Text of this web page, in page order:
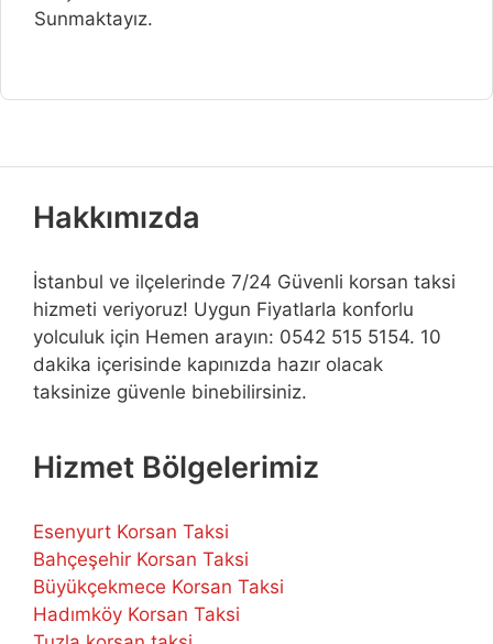
Sunmaktayız.
Hakkımızda
İstanbul ve ilçelerinde 7/24 Güvenli korsan taksi
hizmeti veriyoruz! Uygun Fiyatlarla konforlu
yolculuk için Hemen arayın: 0542 515 5154. 10
dakika içerisinde kapınızda hazır olacak
taksinize güvenle binebilirsiniz.
Hizmet Bölgelerimiz
Esenyurt Korsan Taksi
Bahçeşehir Korsan Taksi
Büyükçekmece Korsan Taksi
Hadımköy Korsan Taksi